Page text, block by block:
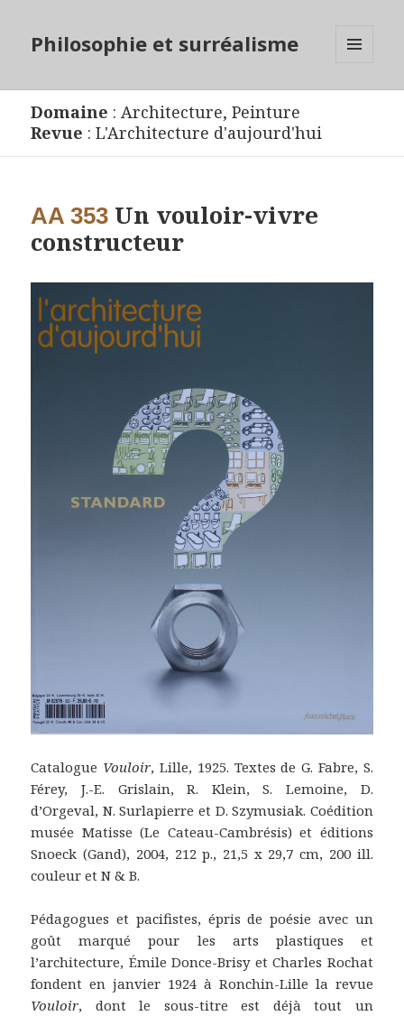
Philosophie et surréalisme
Domaine :Architecture,Peinture
Revue :L'Architecture d'aujourd'hui
AA 353 Un vouloir-vivre
constructeur
Catalogue Vouloir, Lille, 1925. Textes de G. Fabre, S.
Férey, J.-E. Grislain, R. Klein, S. Lemoine, D.
d’Orgeval, N. Surlapierre et D. Szymusiak. Coédition
musée Matisse (Le Cateau-Cambrésis) et éditions
Snoeck (Gand), 2004, 212 p., 21,5 x 29,7 cm, 200 ill.
couleur et N & B.
Pédagogues et pacifistes, épris de poésie avec un
goût marqué pour les arts plastiques et
l’architecture, Émile Donce-Brisy et Charles Rochat
fondent en janvier 1924 à Ronchin-Lille la revue
Vouloir, dont le sous-titre est déjà tout un